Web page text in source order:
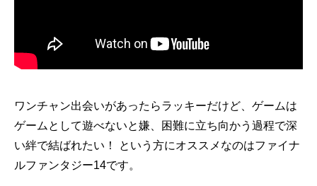
ワンチャン出会いがあったらラッキーだけど、ゲームは
ゲームとして遊べないと嫌、困難に立ち向かう過程で深
い絆で結ばれたい！ という方にオススメなのはファイナ
ルファンタジー14です。